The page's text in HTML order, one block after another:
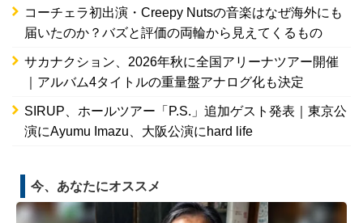
コーチェラ初出演・Creepy Nutsの音楽はなぜ海外にも
届いたのか？バズと評価の両輪から見えてくるもの
サカナクション、2026年秋に全国アリーナツアー開催
｜アルバム4タイトルの重量盤アナログ化も決定
SIRUP、ホールツアー「P.S.」追加ゲスト発表｜東京公
演にAyumu Imazu、大阪公演にhard life
今、あなたにオススメ